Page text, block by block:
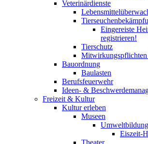
Veterinärdienste
Eingereiste
registrieren!
Tierschutz
Mitwirkungspflichten
Bauordnung
Baulasten
Berufsfeuerwehr
Ideen- &
Freizeit & Kultur
Kultur erleben
Museen
Eiszeit-
Theater